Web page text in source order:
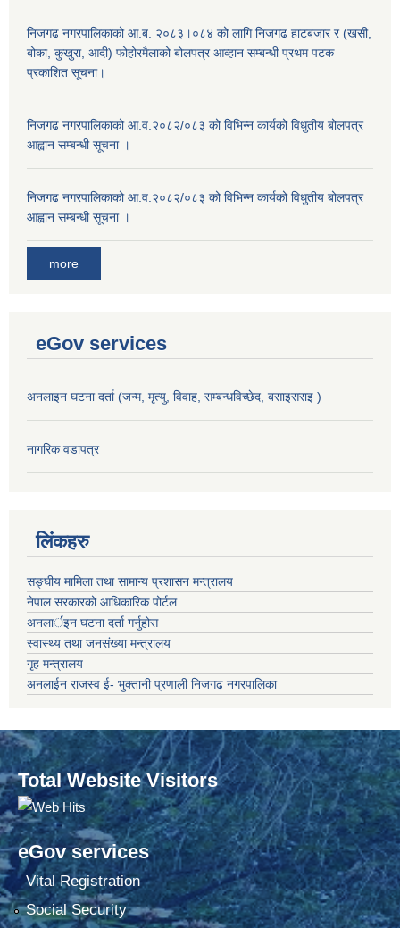
निजगढ नगरपालिकाको आ.ब. २०८३।०८४ को लागि निजगढ हाटबजार र (खसी,
बोका, कुखुरा, आदी) फोहोरमैलाको बोलपत्र आव्हान सम्बन्धी प्रथम पटक
प्रकाशित सूचना।
निजगढ नगरपालिकाको आ.व.२०८२/०८३ को विभिन्न कार्यको विधुतीय बोलपत्र
आह्वान सम्बन्धी सूचना ।
निजगढ नगरपालिकाको आ.व.२०८२/०८३ को विभिन्न कार्यको विधुतीय बोलपत्र
आह्वान सम्बन्धी सूचना ।
more
eGov services
अनलाइन घटना दर्ता (जन्म, मृत्यु, विवाह, सम्बन्धविच्छेद, बसाइसराइ )
नागरिक वडापत्र
लिंकहरु
सङ्‍घीय मामिला तथा सामान्य प्रशासन मन्त्रालय
नेपाल सरकारको आधिकारिक पोर्टल
अनलार्इन घटना दर्ता गर्नुहोस
स्वास्थ्य तथा जनसंख्या मन्त्रालय
गृह मन्त्रालय
अनलाईन राजस्व ई- भुक्तानी प्रणाली निजगढ नगरपालिका
Total Website Visitors
eGov services
Vital Registration
Social Security